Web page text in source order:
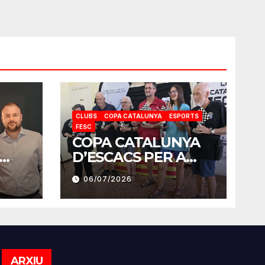
CLUBS COPA CATALUNYA
ESPORTS
FESC
COPA CATALUNYA
D’ESCACS PER A
SORDS 2026
06/07/2026
ARXIU